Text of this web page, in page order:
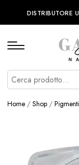
DISTRIBUTORE
Home / Shop / Pigmenti